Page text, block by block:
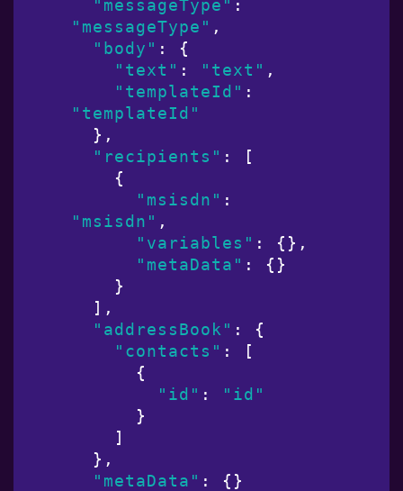
"messageType"
"messageType" ,
"body" : {
"text" : "text" ,
"templateId"
"templateId"
"recipients" : [
"msisdn"
"msisdn" ,
"variables" : {},
"metaData" : {}
"addressBook" : {
"contacts" : [
"id" :
"id"
"metaData" : {}